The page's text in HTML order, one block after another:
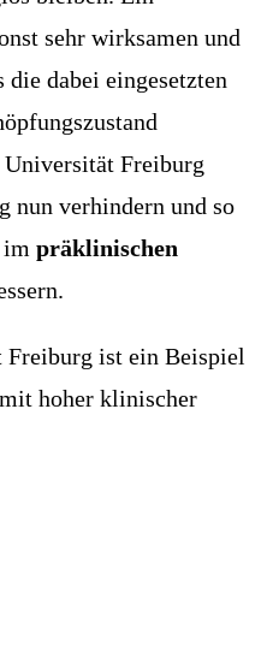
sehr wirksamen und
die dabei eingesetzten
Universität Freiburg
nun verhindern und so
präklinischen
ist ein Beispiel
hoher klinischer